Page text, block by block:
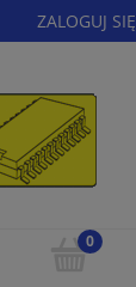
ZALOGUJ SIĘ